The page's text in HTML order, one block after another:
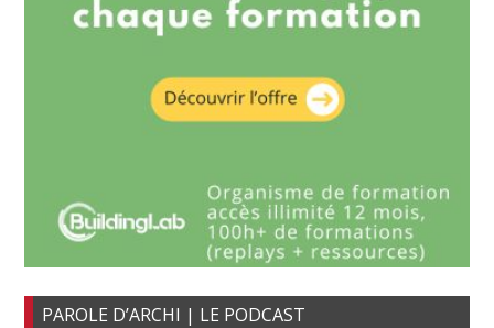
PAROLE D’ARCHI | LE PODCAST